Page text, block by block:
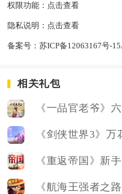
权限功能： 点击查看
隐私说明： 点击查看
备案号： 苏ICP备12063167号-
相关礼包
《一品官老爷》
《剑侠世界3》万
《重返帝国》新
《航海王强者之